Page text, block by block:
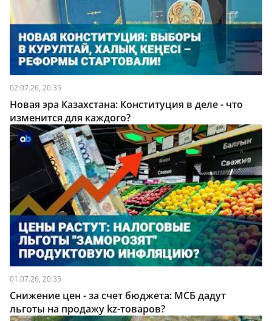
02.07.26, 20:35
Новая эра Казахстана: Конституция в деле - что
изменится для каждого?
01.07.26, 20:35
Снижение цен - за счет бюджета: МСБ дадут
льготы на продажу kz-товаров?